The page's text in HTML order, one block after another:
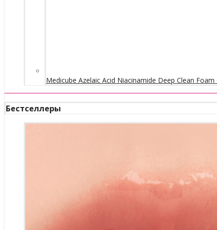
Medicube Azelaic Acid Niacinamide Deep Clean Foam
Бестселлеры